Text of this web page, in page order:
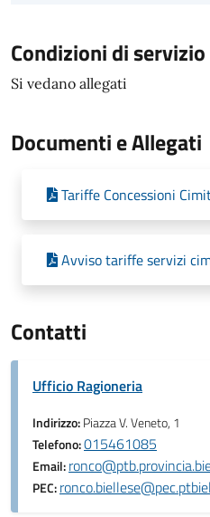
Condizioni di servizio
Si vedano allegati
Documenti e Allegati
Tariffe Concessioni
Avviso tariffe servizi
Contatti
Ufficio Ragioneria
Indirizzo:Piazza V. Veneto, 1
Telefono:015461085
Email:
PEC: